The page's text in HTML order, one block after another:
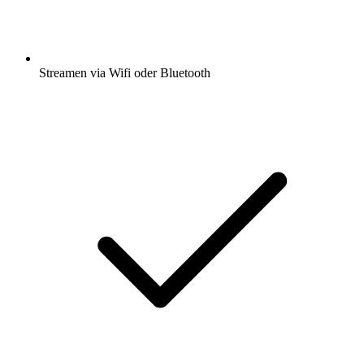
Streamen via Wifi oder Bluetooth